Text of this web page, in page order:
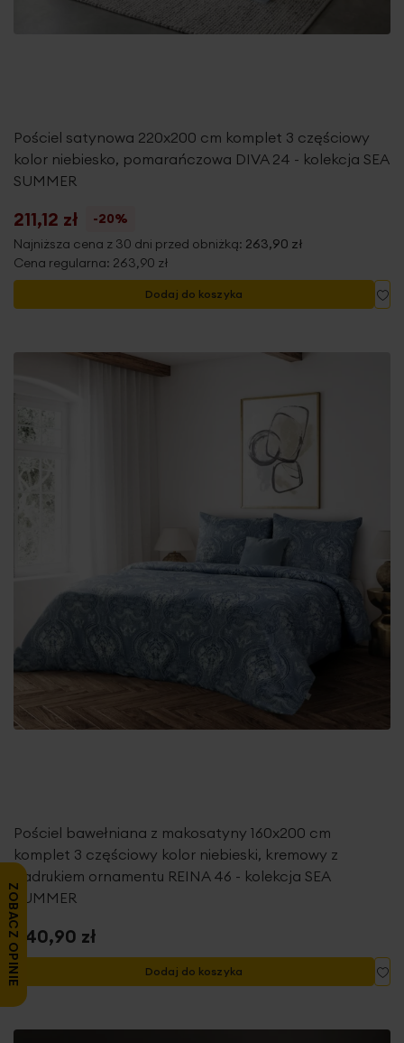
Pościel satynowa 220x200 cm komplet 3 częściowy
kolor niebiesko, pomarańczowa DIVA 24 - kolekcja SEA
SUMMER
211,12 zł
-20%
Najniższa cena z 30 dni przed obniżką: 263,90 zł
Cena regularna: 263,90 zł
Dodaj do koszyka
Pościel bawełniana z makosatyny 160x200 cm
komplet 3 częściowy kolor niebieski, kremowy z
nadrukiem ornamentu REINA 46 - kolekcja SEA
SUMMER
340,90 zł
Dodaj do koszyka
ZOBACZ OPINIE